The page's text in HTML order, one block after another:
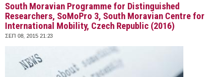
South Moravian Programme for Distinguished
Researchers, SoMoPro 3, South Moravian Centre for
International Mobility, Czech Republic (2016)
ΣΕΠ 08, 2015 21:23